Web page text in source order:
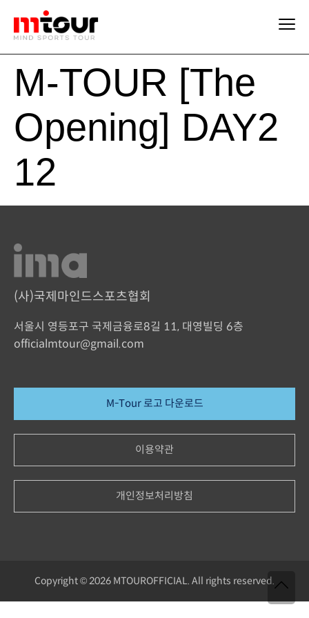
M-TOUR [The
Opening] DAY2
12
(사)국제마인드스포츠협회
서울시 영등포구 국제금융로8길 11, 대영빌딩 6층
officialmtour@gmail.com
M-Tour 로고 다운로드
이용약관
개인정보처리방침
Copyright © 2026 MTOUROFFICIAL. All rights reserved.